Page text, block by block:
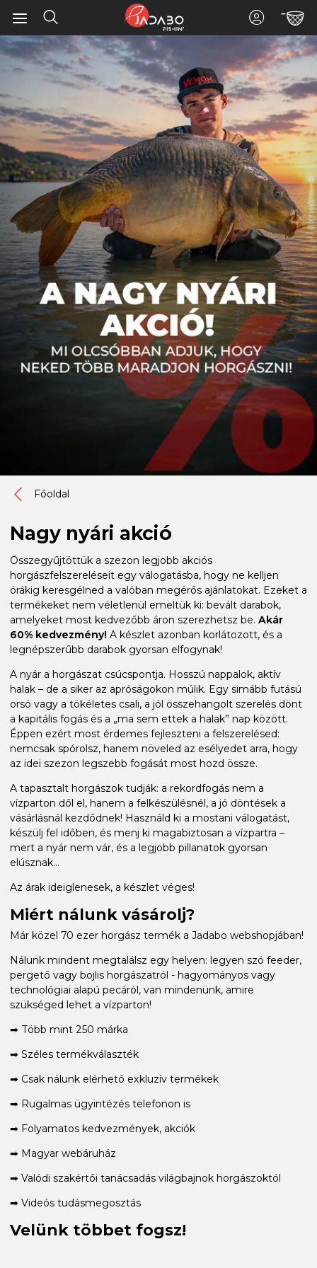
Főoldal
Nagy nyári akció
Összegyűjtöttük a szezon legjobb akciós
horgászfelszereléseit egy válogatásba, hogy ne kelljen
órákig keresgélned a valóban megérős ajánlatokat. Ezeket a
termékeket nem véletlenül emeltük ki: bevált darabok,
amelyeket most kedvezőbb áron szerezhetsz be. Akár
60% kedvezmény! A készlet azonban korlátozott, és a
legnépszerűbb darabok gyorsan elfogynak!
A nyár a horgászat csúcspontja. Hosszú nappalok, aktív
halak – de a siker az apróságokon múlik. Egy simább futású
orsó vagy a tökéletes csali, a jól összehangolt szerelés dönt
a kapitális fogás és a „ma sem ettek a halak” nap között.
Éppen ezért most érdemes fejleszteni a felszerelésed:
nemcsak spórolsz, hanem növeled az esélyedet arra, hogy
az idei szezon legszebb fogását most hozd össze.
A tapasztalt horgászok tudják: a rekordfogás nem a
vízparton dől el, hanem a felkészülésnél, a jó döntések a
vásárlásnál kezdődnek! Használd ki a mostani válogatást,
készülj fel időben, és menj ki magabiztosan a vízpartra –
mert a nyár nem vár, és a legjobb pillanatok gyorsan
elúsznak...
Az árak ideiglenesek, a készlet véges!
Miért nálunk vásárolj?
Már közel 70 ezer horgász termék a Jadabo webshopjában!
Nálunk mindent megtalálsz egy helyen: legyen szó feeder,
pergető vagy bojlis horgászatról - hagyományos vagy
technológiai alapú pecáról, van mindenünk, amire
szükséged lehet a vízparton!
➡ Több mint 250 márka
➡ Széles termékválaszték
➡ Csak nálunk elérhető exkluzív termékek
➡ Rugalmas ügyintézés telefonon is
➡ Folyamatos kedvezmények, akciók
➡ Magyar webáruház
➡ Valódi szakértői tanácsadás világbajnok horgászoktól
➡ Videós tudásmegosztás
Velünk többet fogsz!